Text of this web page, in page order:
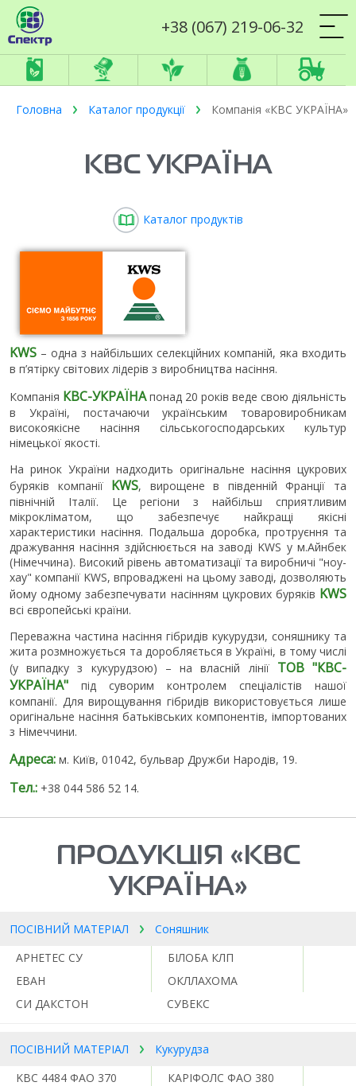
+38 (067) 219-06-32
Головна Каталог продукції Компанія «КВС УКРАЇНА»
КВС УКРАЇНА
Каталог продуктів
KWS – одна з найбільших селекційних компаній, яка входить
в п’ятірку світових лідерів з виробництва насіння.
Компанія КВС-УКРАЇНАпонад 20 років веде свою діяльність
в Україні, постачаючи українським товаровиробникам
високоякісне насіння сільськогосподарських культур
німецької якості.
На ринок України надходить оригінальне насіння цукрових
буряків компанії KWS, вирощене в південній Франції та
північній Італії. Це регіони з найбільш сприятливим
мікрокліматом, що забезпечує найкращі якісні
характеристики насіння. Подальша доробка, протруєння та
дражування насіння здійснюється на заводі KWS у м.Айнбек
(Німеччина). Високий рівень автоматизації та виробничі "ноу-
хау" компанії KWS, впроваджені на цьому заводі, дозволяють
йому одному забезпечувати насінням цукрових буряків KWS
всі європейські країни.
Переважна частина насіння гібридів кукурудзи, соняшнику та
жита розмножується та доробляється в Україні, в тому числі
(у випадку з кукурудзою) – на власній лінії ТОВ "КВС-
УКРАЇНА" під суворим контролем спеціалістів нашої
компанії. Для вирощування гібридів використовується лише
оригінальне насіння батьківських компонентів, імпортованих
з Німеччини.
Адреса: м. Київ, 01042, бульвар Дружби Народів, 19.
Тел.: +38 044 586 52 14.
ПРОДУКЦІЯ «КВС
УКРАЇНА»
ПОСІВНИЙ МАТЕРІАЛ
Соняшник
АРНЕТЕС СУ
БІЛОБА КЛП
ЕВАН
ОКЛЛАХОМА
СИ ДАКСТОН
СУВЕКС
ПОСІВНИЙ МАТЕРІАЛ
Кукурудза
KBC 4484 ФАО 370
КАРІФОЛС ФАО 380